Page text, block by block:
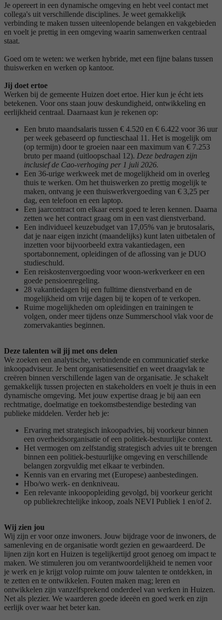
Je opereert in een dynamische omgeving en hebt veel contact met
collega's uit verschillende disciplines. Je weet gemakkelijk
verbinding te maken tussen uiteenlopende belangen en vakgebieden
en voelt je prettig in een omgeving waarin samenwerken centraal
staat.
Goed om te weten: we werken hybride, met een fijne balans tussen
thuiswerken en werken op kantoor.
Jij doet ertoe
Werken bij de gemeente Huizen doet ertoe. Hier kun je écht iets
betekenen. Voor ons staan jouw deskundigheid, ontwikkeling en
eerlijkheid centraal. Daarnaast kun je rekenen op:
Een bruto maandsalaris tussen € 4.520 en € 6.422 voor 36 uur
per week gebaseerd op functieschaal 11. Het is mogelijk om
(op termijn) door te groeien naar een maximum van € 7.253
bruto per maand (uitloopschaal 12). Deze bedragen zijn
inclusief de Cao-verhoging per 1 juli 2026.
Een 36-urige werkweek met de mogelijkheid om in overleg
thuis te werken. Om het thuiswerken zo prettig mogelijk te
maken, ontvang je een thuiswerkvergoeding van € 3,25 per
dag, een telefoon en een laptop.
Een jaarcontract om elkaar eerst goed te leren kennen. Daarna
zetten we het contract graag om in een vast dienstverband.
Een individueel keuzebudget van 17,05% van je brutosalaris,
dat je naar eigen inzicht (maandelijks) kunt laten uitbetalen of
inzetten voor bijvoorbeeld extra vakantiedagen, een
sportabonnement, opleidingen of de aflossing van je DUO
studieschuld.
Een reiskostenvergoeding voor woon-werkverkeer en een
goede pensioenregeling.
28 vakantiedagen bij een fulltime dienstverband en de
mogelijkheid om vrije dagen bij te kopen of te verkopen.
Ruime mogelijkheden om opleidingen en trainingen te
volgen, onder meer tijdens onze Summerschool vlak voor de
zomervakanties beginnen.
Deze talenten wil jij met ons delen
We zoeken een analytische, verbindende en communicatief sterke
inkoopadviseur. Je bent organisatiesensitief en weet draagvlak te
creëren binnen verschillende lagen van de organisatie. Je schakelt
gemakkelijk tussen projecten en stakeholders en voelt je thuis in een
dynamische omgeving. Met jouw expertise draag je bij aan een
rechtmatige, doelmatige en toekomstbestendige besteding van
publieke middelen. Verder heb je:
Ervaring met strategisch inkoopadvies, bij voorkeur binnen
een overheidsorganisatie of een politiek-bestuurlijke context.
Het vermogen om zelfstandig strategisch advies uit te brengen
binnen een politiek-bestuurlijke omgeving en verschillende
belangen zorgvuldig met elkaar te verbinden.
Kennis van en ervaring met (Europese) aanbestedingen.
Hbo/wo werk- en denkniveau.
Een relevante inkoopopleiding gevolgd, bij voorkeur gericht
op publiekrechtelijke inkoop, zoals NEVI Publiek 1 en/of 2.
Wij zien jou
Wij zijn er voor onze inwoners. Jouw bijdrage voor de inwoners, de
samenleving en de organisatie wordt gezien en gewaardeerd. De
lijnen zijn kort en Huizen is tegelijkertijd groot genoeg om impact te
maken. We stimuleren jou om verantwoordelijkheid te nemen voor
je werk en je krijgt volop ruimte om jouw talenten te ontdekken, in
te zetten en te ontwikkelen. Fouten maken mag; leren en
ontwikkelen zijn vanzelfsprekend onderdeel van werken in Huizen.
Net als plezier. We waarderen goede ideeën en goed werk en zijn
eerlijk over waar het beter kan.